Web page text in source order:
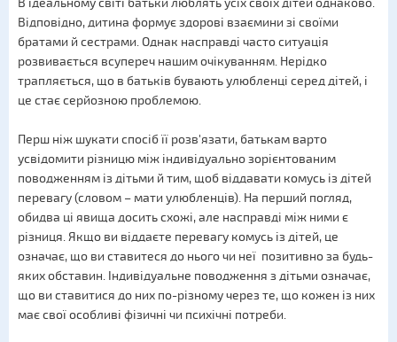
В ідеальному світі батьки люблять усіх своїх дітей однаково.
Відповідно, дитина формує здорові взаємини зі своїми
братами й сестрами. Однак насправді часто ситуація
розвивається всупереч нашим очікуванням. Нерідко
трапляється, що в батьків бувають улюбленці серед дітей, і
це стає серйозною проблемою.
Перш ніж шукати спосіб її розв'язати, батькам варто
усвідомити різницю між індивідуально зорієнтованим
поводженням із дітьми й тим, щоб віддавати комусь із дітей
перевагу (словом – мати улюбленців). На перший погляд,
обидва ці явища досить схожі, але насправді між ними є
різниця. Якщо ви віддаєте перевагу комусь із дітей, це
означає, що ви ставитеся до нього чи неї позитивно за будь-
яких обставин. Індивідуальне поводження з дітьми означає,
що ви ставитися до них по-різному через те, що кожен із них
має свої особливі фізичні чи психічні потреби.